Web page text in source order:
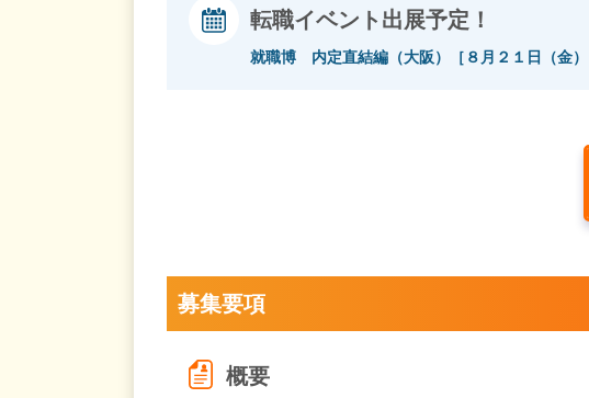
転職イベント出展予定！
就職博 内定直結編（大阪）［８月２１日（金）
募集要項
概要